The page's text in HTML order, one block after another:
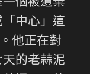
個被遺棄
中心」這
他正在對
的老蒜泥